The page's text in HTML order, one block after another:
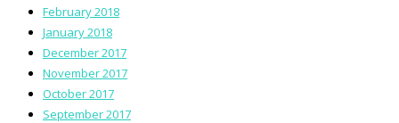
February 2018
January 2018
December 2017
November 2017
October 2017
September 2017